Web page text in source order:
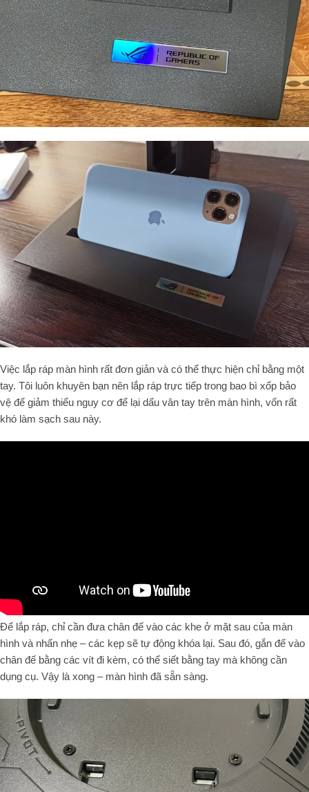
Việc lắp ráp màn hình rất đơn giản và có thể thực hiện chỉ bằng một
tay. Tôi luôn khuyên bạn nên lắp ráp trực tiếp trong bao bì xốp bảo
vệ để giảm thiểu nguy cơ để lại dấu vân tay trên màn hình, vốn rất
khó làm sạch sau này.
Để lắp ráp, chỉ cần đưa chân đế vào các khe ở mặt sau của màn
hình và nhấn nhẹ – các kẹp sẽ tự động khóa lại. Sau đó, gắn đế vào
chân đế bằng các vít đi kèm, có thể siết bằng tay mà không cần
dụng cụ. Vậy là xong – màn hình đã sẵn sàng.